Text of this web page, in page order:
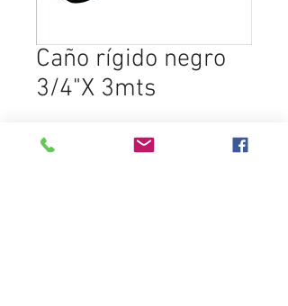
Caño rígido negro
3/4"X 3mts
Add to Cart